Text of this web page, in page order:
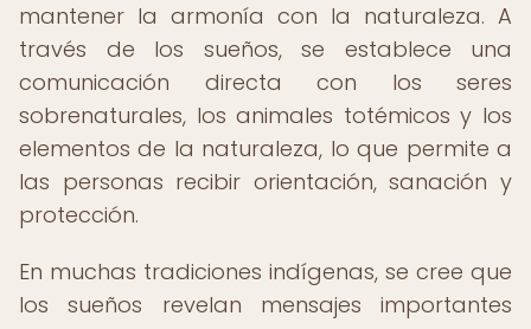
mantener la armonía con la naturaleza. A
través de los sueños, se establece una
comunicación directa con los seres
sobrenaturales, los animales totémicos y los
elementos de la naturaleza, lo que permite a
las personas recibir orientación, sanación y
protección.
En muchas tradiciones indígenas, se cree que
los sueños revelan mensajes importantes